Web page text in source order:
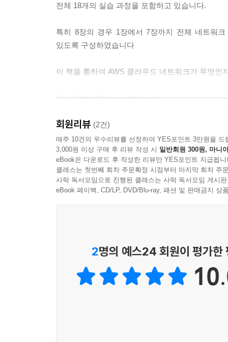
4.1 배치 그룹 이란?
4.2 배치 그룹 종류
5. 메타데이터 (Metadata)
5.2 EC2 인스턴스 메타데이터 확인
04장 인터넷 연결
1. AWS 의 인터넷 연결
1.1 AWS 의 인터넷 연결 소개
1.2 인터넷 게이트웨이
1.3 NAT 디바이스 (NAT 인스턴스 & NAT 게이트웨
05장 부하 분산
전체 18개의 실습 과정을 포함하고 있습니다.
특히 8장의 경우 1장에서 7장까지 전체 네트워
있도록 구성하였습니다
이 책을 통하여 AWS 클라우드 네트워크가 무엇
책소개 http://blog.cloudneta.net
회원리뷰 (2건)
매주 10건의 우수리뷰를 선정하여 YES포인트 3만원을 드
3,000원 이상 구매 후 리뷰 작성 시 일반회원 300원, 마니
eBook은 다운로드 후 작성한 리뷰만 YES포인트 지급됩니
클래스는 첫번째 회차 주문확정 시점부터 마지막 회차 주
사락 독서모임으로 진행된 클래스는 사락 독서모임 게시
eBook 페이백, CD/LP, DVD/Blu-ray, 패션 및 판매금지 상
2명의 예스24 회원이 평가한